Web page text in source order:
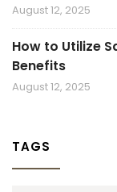
August 12, 2025
How to Utilize
Benefits
August 12, 2025
TAGS